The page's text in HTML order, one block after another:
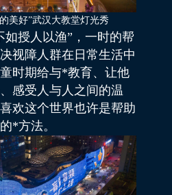
美好”武汉大教堂灯光秀
如授人以渔”，一时的帮
视障人群在日常生活中
时期给与*教育、让他
感受人与人之间的温
欢这个世界也许是帮助
*方法。